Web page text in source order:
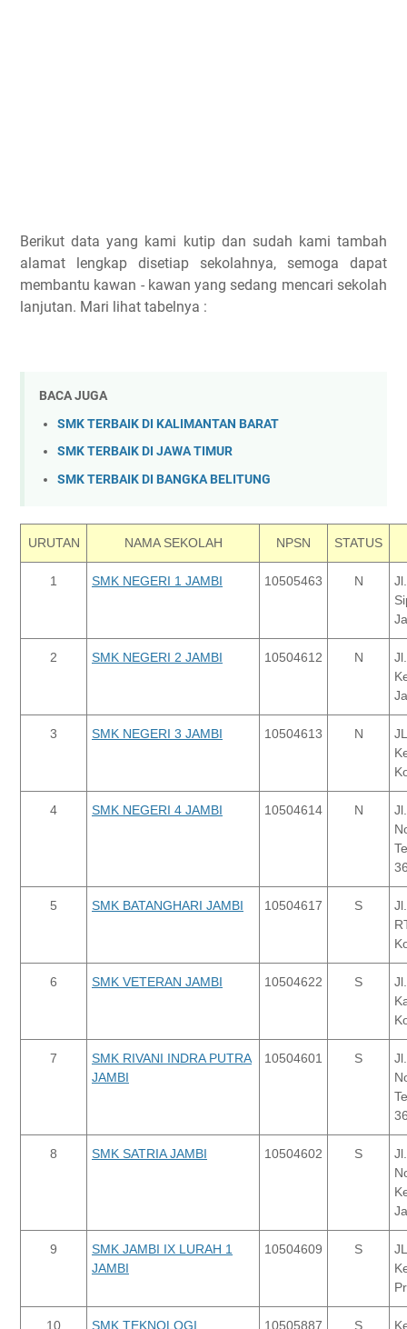
Berikut data yang kami kutip dan sudah kami tambah
alamat lengkap disetiap sekolahnya, semoga dapat
membantu kawan - kawan yang sedang mencari sekolah
lanjutan. Mari lihat tabelnya :
BACA JUGA
SMK TERBAIK DI KALIMANTAN BARAT
SMK TERBAIK DI JAWA TIMUR
SMK TERBAIK DI BANGKA BELITUNG
URUTAN NAMA SEKOLAH NPSN STATUS
1 SMK NEGERI 1 JAMBI 10505463 N
2 SMK NEGERI 2 JAMBI 10504612 N
3 SMK NEGERI 3 JAMBI 10504613 N
4 SMK NEGERI 4 JAMBI 10504614 N
5 SMK BATANGHARI JAMBI 10504617 S
6 SMK VETERAN JAMBI 10504622 S
7
SMK RIVANI INDRA PUTRA
JAMBI
10504601 S
8 SMK SATRIA JAMBI 10504602 S
9
SMK JAMBI IX LURAH 1
JAMBI
10504609 S
10 SMK TEKNOLOGI 10505887 S